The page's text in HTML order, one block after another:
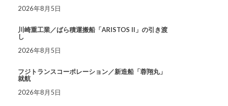
2026年8月5日
川崎重工業／ばら積運搬船「ARISTOS II」の引き渡
し
2026年8月5日
フジトランスコーポレーション／新造船「蓉翔丸」
就航
2026年8月5日